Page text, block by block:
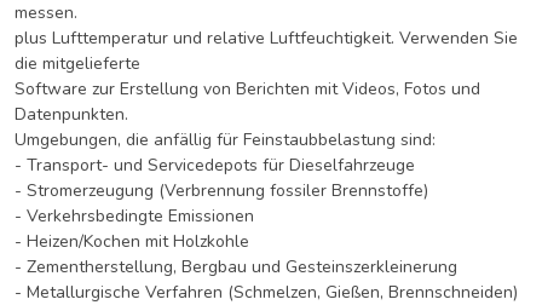
messen.
plus Lufttemperatur und relative Luftfeuchtigkeit. Verwenden Sie
die mitgelieferte
Software zur Erstellung von Berichten mit Videos, Fotos und
Datenpunkten.
Umgebungen, die anfällig für Feinstaubbelastung sind:
- Transport- und Servicedepots für Dieselfahrzeuge
- Stromerzeugung (Verbrennung fossiler Brennstoffe)
- Verkehrsbedingte Emissionen
- Heizen/Kochen mit Holzkohle
- Zementherstellung, Bergbau und Gesteinszerkleinerung
- Metallurgische Verfahren (Schmelzen, Gießen, Brennschneiden)